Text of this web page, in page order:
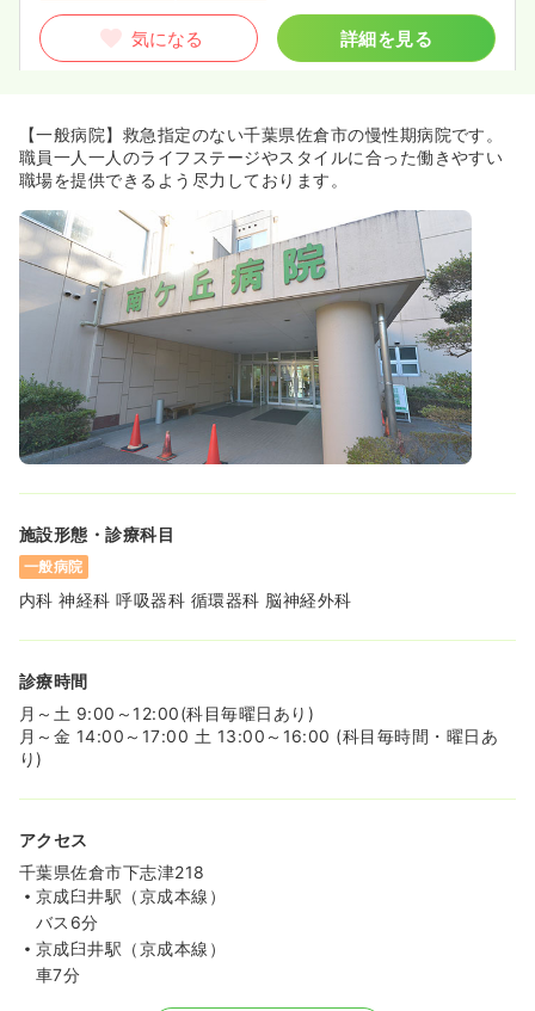
気になる 詳細を見る
【一般病院】救急指定のない千葉県佐倉市の慢性期病院です。
職員一人一人のライフステージやスタイルに合った働きやすい
職場を提供できるよう尽力しております。
施設形態・診療科目
一般病院
内科 神経科 呼吸器科 循環器科 脳神経外科
診療時間
月～土 9:00～12:00(科目毎曜日あり)
月～金 14:00～17:00 土 13:00～16:00 (科目毎時間・曜日あ
り)
アクセス
千葉県佐倉市下志津218
京成臼井駅（京成本線）
バス6分
京成臼井駅（京成本線）
車7分